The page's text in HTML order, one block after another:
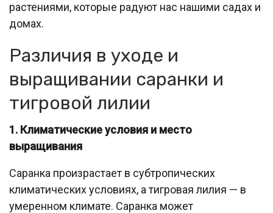
растениями, которые радуют нас нашими садах и
домах.
Различия в уходе и
выращивании саранки и
тигровой лилии
1. Климатические условия и место
выращивания
Саранка произрастает в субтропических
климатических условиях, а тигровая лилия — в
умеренном климате. Саранка может